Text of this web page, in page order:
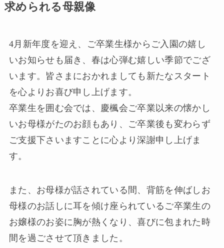
求められる母親像
4月新年度を迎え、ご卒業生様からご入園の嬉し
いお知らせも届き、春は心弾む嬉しい季節でござ
います。皆さまにおかれましても新たなスタート
を心よりお喜び申し上げます。
卒業生を囲む会では、慶楓会ご卒業以来の懐かし
いお母様がたのお顔もあり、ご卒業後も変わらず
ご支援下さいますことに心より深謝申し上げま
す。
また、お母様が話されている間、背筋を伸ばしお
母様のお話しに耳を傾け座られているご卒業生の
お嬢様のお姿に胸が熱くなり、喜びに包まれた時
間を過ごさせて頂きました。